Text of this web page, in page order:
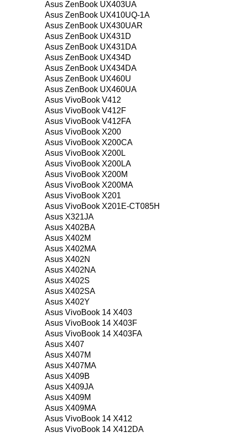
Asus ZenBook UX403UA
Asus ZenBook UX410UQ-1A
Asus ZenBook UX430UAR
Asus ZenBook UX431D
Asus ZenBook UX431DA
Asus ZenBook UX434D
Asus ZenBook UX434DA
Asus ZenBook UX460U
Asus ZenBook UX460UA
Asus VivoBook V412
Asus VivoBook V412F
Asus VivoBook V412FA
Asus VivoBook X200
Asus VivoBook X200CA
Asus VivoBook X200L
Asus VivoBook X200LA
Asus VivoBook X200M
Asus VivoBook X200MA
Asus VivoBook X201
Asus VivoBook X201E-CT085H
Asus X321JA
Asus X402BA
Asus X402M
Asus X402MA
Asus X402N
Asus X402NA
Asus X402S
Asus X402SA
Asus X402Y
Asus VivoBook 14 X403
Asus VivoBook 14 X403F
Asus VivoBook 14 X403FA
Asus X407
Asus X407M
Asus X407MA
Asus X409B
Asus X409JA
Asus X409M
Asus X409MA
Asus VivoBook 14 X412
Asus VivoBook 14 X412DA